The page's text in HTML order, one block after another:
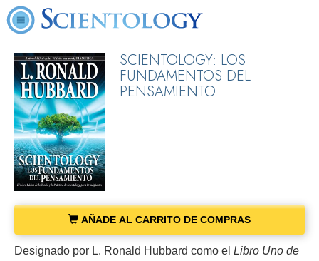
SCIENTOLOGY: LOS
FUNDAMENTOS DEL
PENSAMIENTO
AÑADE AL CARRITO DE COMPRAS
Designado por L. Ronald Hubbard como el Libro Uno de